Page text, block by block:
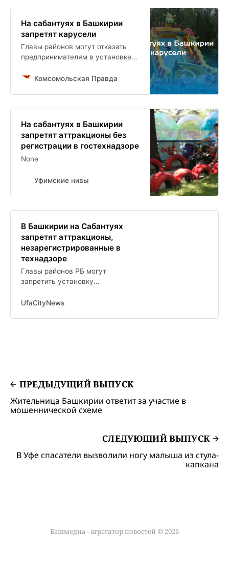
На сабантуях в Башкирии
запретят карусели
Главы районов могут отказать
предпринимателям в установке
Комсомольская Правда
На сабантуях в Башкирии
запретят аттракционы без
регистрации в гостехнадзоре
None
Уфимские нивы
В Башкирии на Сабантуях
запретят аттракционы,
незарегистрированные в
технадзоре
Главы районов РБ могут
запретить установку
Сабантуях
UfaCityNews
ПРЕДЫДУЩИЙ ВЫПУСК
Жительница Башкирии ответит за участие в
мошеннической схеме
СЛЕДУЮЩИЙ ВЫПУСК
В Уфе спасатели вызволили ногу малыша из стула-
капкана
Башмедиа - агрегатор новостей © 2026